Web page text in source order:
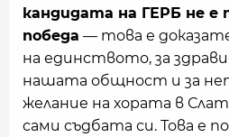
кандидата на ГЕРБ не е
победа — това е
на единството, за
нашата общност и за
желание на хората в
сами съдбата си. Това е